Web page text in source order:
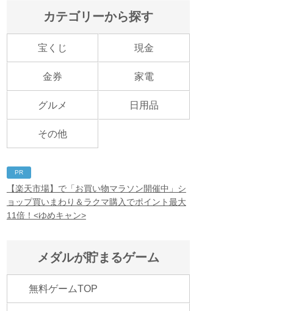
カテゴリーから探す
宝くじ 現金
金券 家電
グルメ 日用品
その他
PR
【楽天市場】で「お買い物マラソン開催中」シ
ョップ買いまわり＆ラクマ購入でポイント最大
11倍！<ゆめキャン>
メダルが貯まるゲーム
無料ゲームTOP